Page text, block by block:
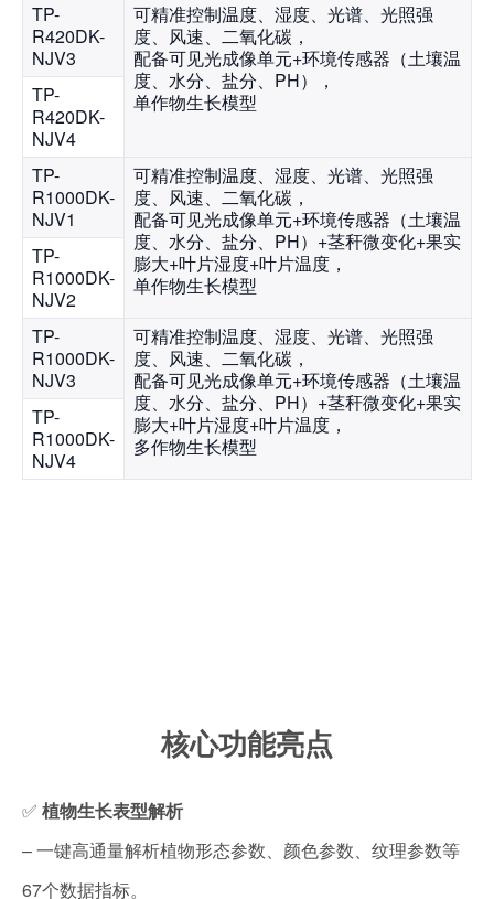
TP-
R420DK-
NJV3
可精准控制温度、湿度、光谱、光照强
度、风速、 二氧化碳 ，
配备可见光成像单元+环境传感器（土壤温
度、水分、盐分、PH），
单作物生长模型
TP-
R420DK-
NJV4
TP-
R1000DK-
NJV1
可精准控制温度、湿度、光谱、光照强
度、风速、 二氧化碳 ，
配备可见光成像单元+环境传感器（土壤温
度、水分、盐分、PH）+茎秆微变化+果实
膨大+叶片湿度+叶片温度，
单作物生长模型
TP-
R1000DK-
NJV2
TP-
R1000DK-
NJV3
可精准控制温度、湿度、光谱、光照强
度、风速、 二氧化碳 ，
配备可见光成像单元+环境传感器（土壤温
度、水分、盐分、PH）+茎秆微变化+果实
膨大+叶片湿度+叶片温度，
多作物生长模型
TP-
R1000DK-
NJV4
核心功能亮点
✅ 植物生长表型解析
– 一键高通量解析植物形态参数、颜色参数、纹理参数等
67个数据指标。